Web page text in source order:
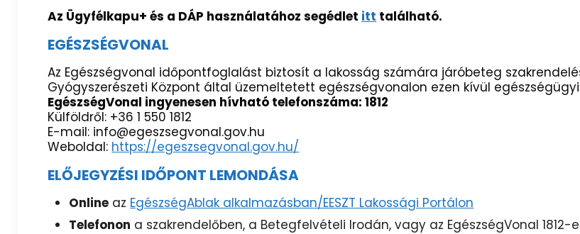
Az Ügyfélkapu+ és a DÁP használatához segédlet itt található.
EGÉSZSÉGVONAL
Az Egészségvonal időpontfoglalást biztosít a lakosság számára járóbeteg
Gyógyszerészeti Központ által üzemeltetett egészségvonalon ezen kívül
EgészségVonal ingyenesen hívható telefonszáma: 1812
Külföldről: +36 1 550 1812
E-mail: info@egeszsegvonal.gov.hu
Weboldal: https://egeszsegvonal.gov.hu/
ELŐJEGYZÉSI IDŐPONT LEMONDÁSA
Online az EgészségAblak alkalmazásban/EESZT Lakossági Portálon
Telefonon a szakrendelőben, a Betegfelvételi Irodán, vagy az EgészségVonal